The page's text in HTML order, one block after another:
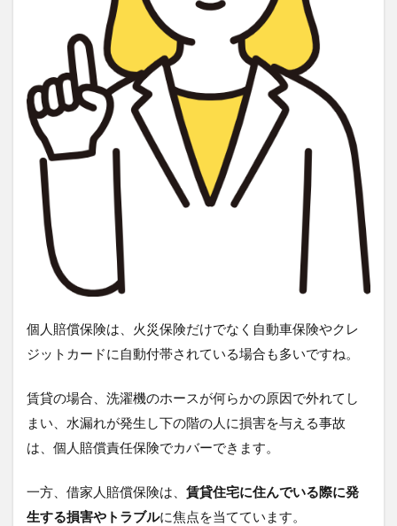
個人賠償保険は、火災保険だけでなく自動車保険やクレ
ジットカードに自動付帯されている場合も多いですね。
賃貸の場合、 洗濯機のホースが何らかの原因で外れてし
まい、水漏れが発生し下の階の人に損害を与える事故
は、個人賠償責任保険でカバーできます。
一方、借家人賠償保険は、 賃貸住宅に住んでいる際に発
生する損害やトラブルに焦点を当てています。